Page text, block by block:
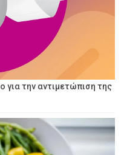
την αντιμετώπιση της